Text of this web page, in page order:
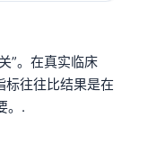
”。在真实临床
标往往比结果是在
。.